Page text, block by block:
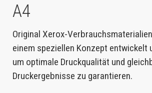
A4
Original Xerox-
einem speziellen Konzept entwickelt
um optimale Druckqualität und
Druckergebnisse zu garantieren.